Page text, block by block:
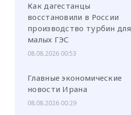
Как дагестанцы
восстановили в России
производство турбин для
малых ГЭС
08.08.2026 00:53
Главные экономические
новости Ирана
08.08.2026 00:29